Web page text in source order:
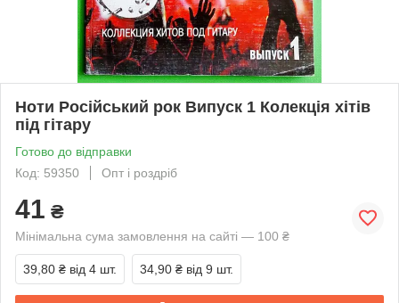
Ноти Російський рок Випуск 1 Колекція хітів
під гітару
Готово до відправки
Код: 59350
Опт і роздріб
41 ₴
Мінімальна сума замовлення на сайті — 100 ₴
39,80 ₴ від 4 шт. 34,90 ₴ від 9 шт.